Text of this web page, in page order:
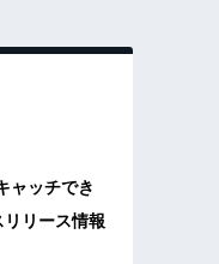
ャッチでき
リース情報